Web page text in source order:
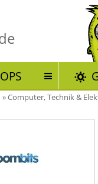
»Computer, Technik &